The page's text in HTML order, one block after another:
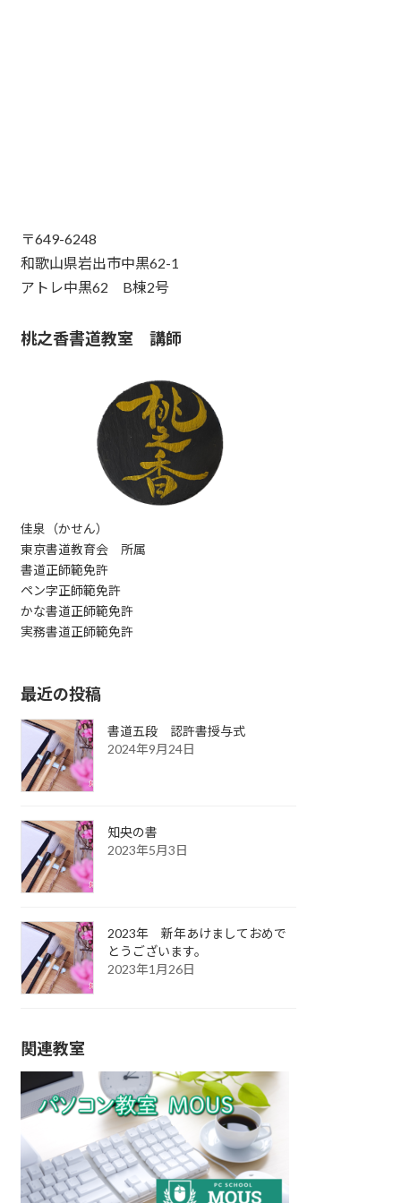
〒649-6248
和歌山県岩出市中黒62-1
アトレ中黒62 B棟2号
桃之香書道教室 講師
佳泉（かせん）
東京書道教育会 所属
書道正師範免許
ペン字正師範免許
かな書道正師範免許
実務書道正師範免許
最近の投稿
書道五段 認許書授与式
2024年9月24日
知央の書
2023年5月3日
2023年 新年あけましておめで
とうございます。
2023年1月26日
関連教室